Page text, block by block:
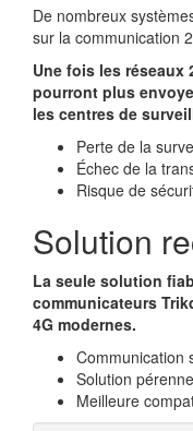
De nombreux
sur la communication
Une fois les réseaux
pourront plus
les centres de
Perte de la
Échec de la
Risque de
Solution
La seule solution
communicateurs
4G modernes.
Communication
Solution pérenne
Meilleure